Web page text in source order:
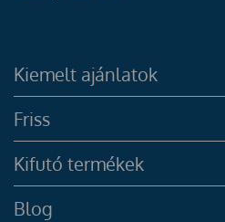
Kiemelt ajánlatok
Friss
Kifutó termékek
Blog